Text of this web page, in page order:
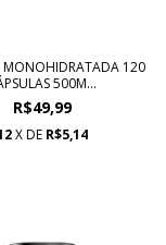
MONOHIDRATADA 120
500M...
R$49,99
X DE R$5,14